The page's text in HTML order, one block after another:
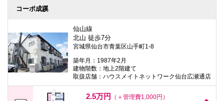
コーポ成蹊
仙山線
北山 徒歩7分
宮城県仙台市青葉区山手町1-8
築年月：1987年2月
建物階数：地上2階建て
取扱店舗：ハウスメイトネットワーク仙台広瀬通店
2.5万円
（＋管理費1,000円）